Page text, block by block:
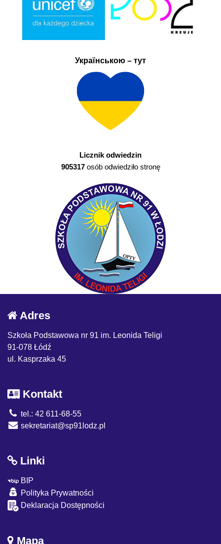
Українською – тут
Licznik odwiedzin
905317osób odwiedziło stronę
Adres
Szkoła Podstawowa nr 91 im. Leonida Teligi
91-078 Łódź
ul. Kasprzaka 45
Kontakt
tel.: 42 611-68-55
sekretariat@sp91lodz.pl
Linki
BIP
Polityka Prywatności
Deklaracja Dostępności
Mapa